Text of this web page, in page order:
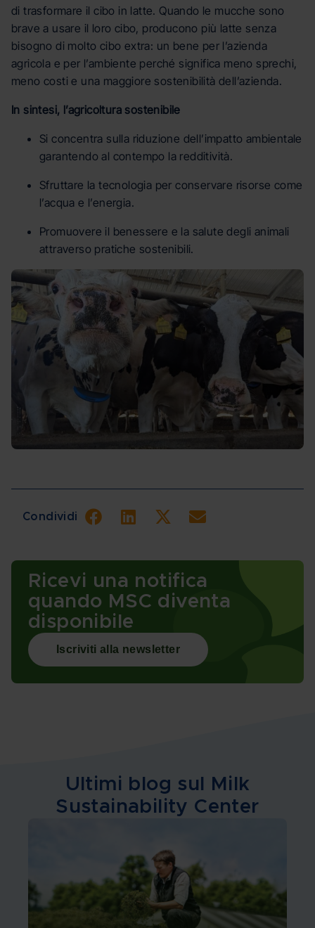
di trasformare il cibo in latte. Quando le mucche sono
brave a usare il loro cibo, producono più latte senza
bisogno di molto cibo extra: un bene per l’azienda
agricola e per l’ambiente perché significa meno sprechi,
meno costi e una maggiore sostenibilità dell’azienda.
In sintesi, l’agricoltura sostenibile
Si concentra sulla riduzione dell’impatto ambientale
garantendo al contempo la redditività.
Sfruttare la tecnologia per conservare risorse come
l’acqua e l’energia.
Promuovere il benessere e la salute degli animali
attraverso pratiche sostenibili.
Condividi
Ricevi una notifica
quando MSC diventa
disponibile
Iscriviti alla newsletter
Ultimi blog sul Milk
Sustainability Center